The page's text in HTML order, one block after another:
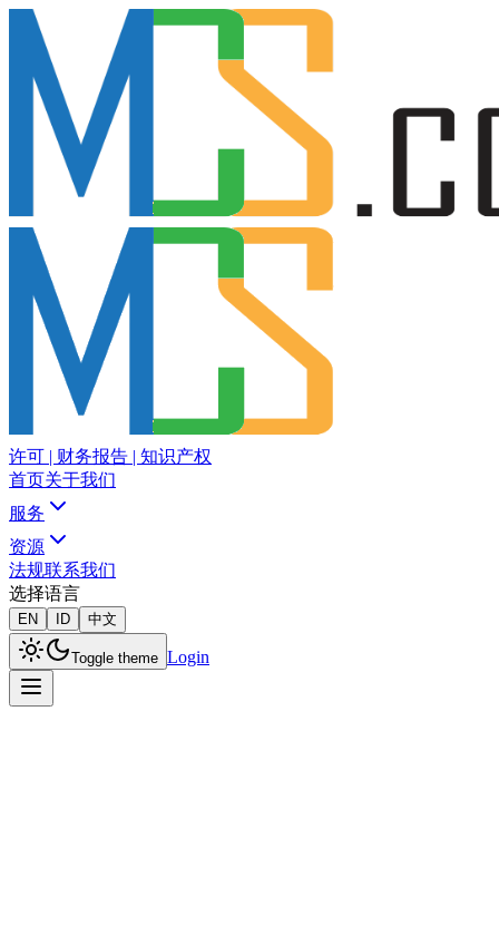
许可 | 财务报告 | 知识产权
首页关于我们
服务
资源
法规联系我们
选择语言
EN ID 中文
Toggle theme Login